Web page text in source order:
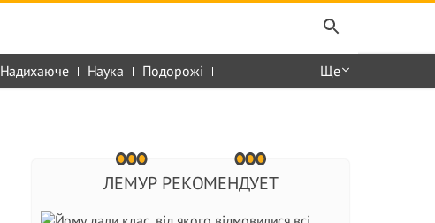
Надихаюче Наука Подорожі Ще
ЛЕМУР РЕКОМЕНДУЕТ